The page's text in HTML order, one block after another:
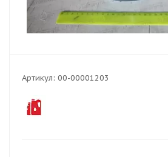
Артикул: 00-00001203